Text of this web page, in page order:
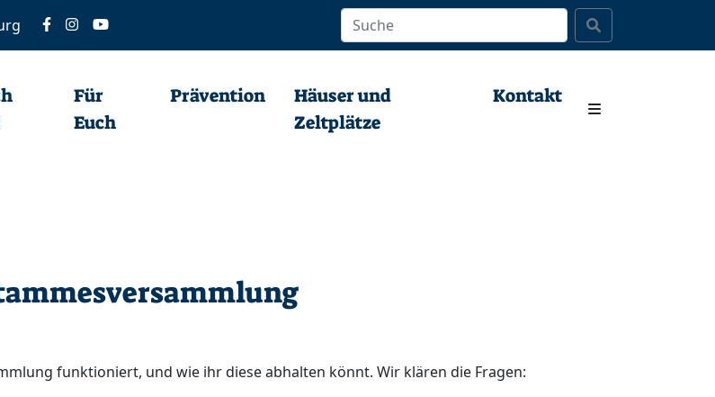
Für
Euch
Prävention
Häuser und
Zeltplätze
Kontakt
Prävention Kontakt
funktioniert, und wie ihr diese abhalten könnt. Wir klären die Fragen: